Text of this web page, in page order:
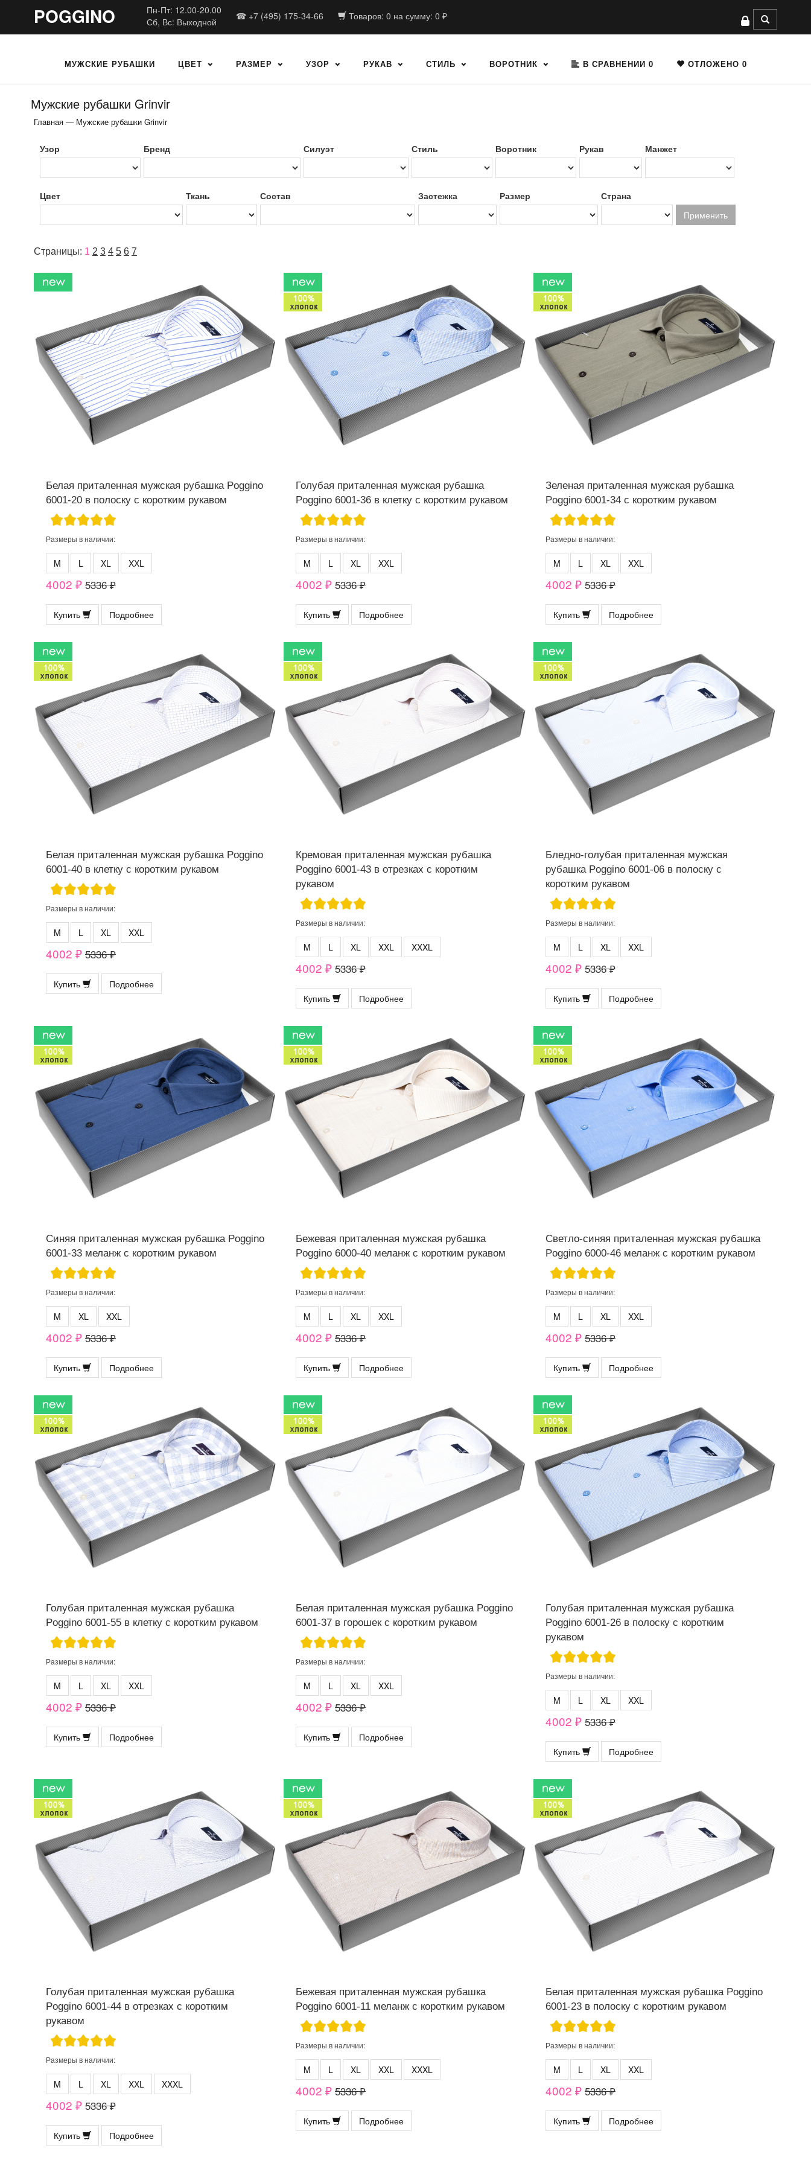
POGGINO
Пн-Пт: 12.00-20.00
Сб, Вс: Выходной
☎ +7 (495) 175-34-66 Товаров: 0 на сумму: 0 ₽
МУЖСКИЕ РУБАШКИ ЦВЕТ РАЗМЕР УЗОР РУКАВ СТИЛЬ ВОРОТНИК В СРАВНЕНИИ 0 ОТЛОЖЕНО 0
Мужские рубашки Grinvir
Главная — Мужские рубашки Grinvir
Узор Бренд Силуэт Стиль Воротник Рукав Манжет
Цвет Ткань Состав Застежка Размер Страна
Страницы: 1 2 3 4 5 6 7
Белая приталенная мужская рубашка Poggino
6001-20 в полоску с коротким рукавом
Размеры в наличии:
M L XL XXL
4002 ₽ 5336 ₽
Купить Подробнее
Голубая приталенная мужская рубашка
Poggino 6001-36 в клетку с коротким рукавом
Размеры в наличии:
M L XL XXL
4002 ₽ 5336 ₽
Купить Подробнее
Зеленая приталенная мужская рубашка
Poggino 6001-34 с коротким рукавом
Размеры в наличии:
M L XL XXL
4002 ₽ 5336 ₽
Купить Подробнее
Белая приталенная мужская рубашка Poggino
6001-40 в клетку с коротким рукавом
Размеры в наличии:
M L XL XXL
4002 ₽ 5336 ₽
Купить Подробнее
Кремовая приталенная мужская рубашка
Poggino 6001-43 в отрезках с коротким
рукавом
Размеры в наличии:
M L XL XXL XXXL
4002 ₽ 5336 ₽
Купить Подробнее
Бледно-голубая приталенная мужская
рубашка Poggino 6001-06 в полоску с
коротким рукавом
Размеры в наличии:
M L XL XXL
4002 ₽ 5336 ₽
Купить Подробнее
Синяя приталенная мужская рубашка Poggino
6001-33 меланж с коротким рукавом
Размеры в наличии:
M XL XXL
4002 ₽ 5336 ₽
Купить Подробнее
Бежевая приталенная мужская рубашка
Poggino 6000-40 меланж с коротким рукавом
Размеры в наличии:
M L XL XXL
4002 ₽ 5336 ₽
Купить Подробнее
Светло-синяя приталенная мужская рубашка
Poggino 6000-46 меланж с коротким рукавом
Размеры в наличии:
M L XL XXL
4002 ₽ 5336 ₽
Купить Подробнее
Голубая приталенная мужская рубашка
Poggino 6001-55 в клетку с коротким рукавом
Размеры в наличии:
M L XL XXL
4002 ₽ 5336 ₽
Купить Подробнее
Белая приталенная мужская рубашка Poggino
6001-37 в горошек с коротким рукавом
Размеры в наличии:
M L XL XXL
4002 ₽ 5336 ₽
Купить Подробнее
Голубая приталенная мужская рубашка
Poggino 6001-26 в полоску с коротким
рукавом
Размеры в наличии:
M L XL XXL
4002 ₽ 5336 ₽
Купить Подробнее
Голубая приталенная мужская рубашка
Poggino 6001-44 в отрезках с коротким
рукавом
Размеры в наличии:
M L XL XXL XXXL
4002 ₽ 5336 ₽
Купить Подробнее
Бежевая приталенная мужская рубашка
Poggino 6001-11 меланж с коротким рукавом
Размеры в наличии:
M L XL XXL XXXL
4002 ₽ 5336 ₽
Купить Подробнее
Белая приталенная мужская рубашка Poggino
6001-23 в полоску с коротким рукавом
Размеры в наличии:
M L XL XXL
4002 ₽ 5336 ₽
Купить Подробнее